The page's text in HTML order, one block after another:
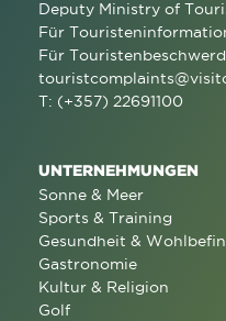
Deputy Ministry of
Für
Für
T: (+357) 22691100
UNTERNEHMUNGEN
Sonne & Meer
Sports & Training
Gesundheit &
Gastronomie
Kultur & Religion
Golf